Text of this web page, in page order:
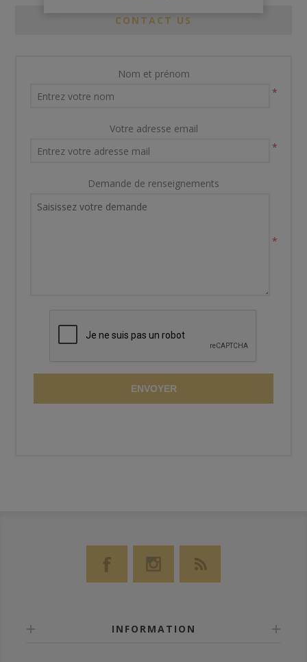
CONTACT US
Nom et prénom
*
Votre adresse email
*
Demande de renseignements
*
ENVOYER
INFORMATION